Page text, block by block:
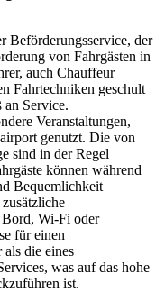
Beförderungsservice, der
von Fahrgästen in
auch Chauffeur
Fahrtechniken geschult
an Service.
Veranstaltungen,
genutzt. Die von
sind in der Regel
können während
Bequemlichkeit
Wi-Fi oder
für einen
die eines
was auf das hohe
ist.